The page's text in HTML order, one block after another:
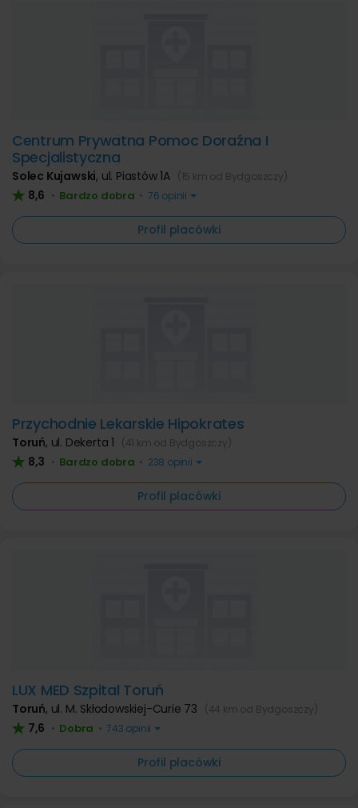
Centrum Prywatna Pomoc Doraźna I
Specjalistyczna
Solec Kujawski, ul. Piastów 1A (15 km od Bydgoszczy)
8,6 • Bardzo dobra • 76 opinii
Profil placówki
Przychodnie Lekarskie Hipokrates
Toruń, ul. Dekerta 1 (41 km od Bydgoszczy)
8,3 • Bardzo dobra • 238 opinii
Profil placówki
LUX MED Szpital Toruń
Toruń, ul. M. Skłodowskiej-Curie 73 (44 km od Bydgoszczy)
7,6 • Dobra • 743 opinii
Profil placówki